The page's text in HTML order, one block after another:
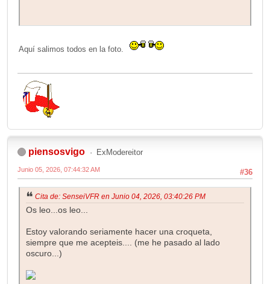
Aquí salimos todos en la foto.
piensosvigo ExModereitor
#36
Junio 05, 2026, 07:44:32 AM
Cita de: SenseiVFR en Junio 04, 2026, 03:40:26 PM
Os leo...os leo...
Estoy valorando seriamente hacer una croqueta,
siempre que me acepteis.... (me he pasado al lado
oscuro...)